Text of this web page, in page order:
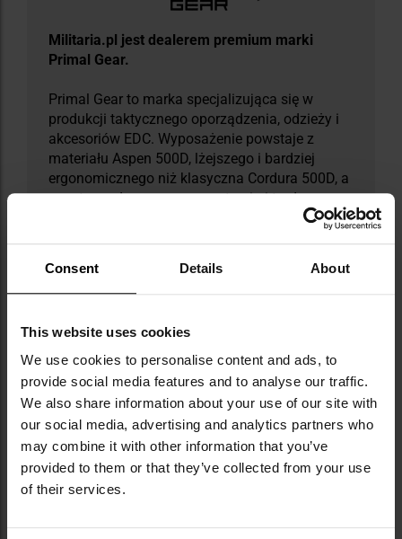
Consent Details About
This website uses cookies
We use cookies to personalise content and ads, to
provide social media features and to analyse our traffic.
We also share information about your use of our site with
our social media, advertising and analytics partners who
may combine it with other information that you’ve
provided to them or that they’ve collected from your use
of their services.
Militaria.pl jest dealerem premium marki
Primal Gear.
Primal Gear to marka specjalizująca się w
produkcji taktycznego oporządzenia, odzieży i
akcesoriów EDC. Wyposażenie powstaje z
materiału Aspen 500D, lżejszego i bardziej
ergonomicznego niż klasyczna Cordura 500D, a
przy tym odpornego na przetarcia i trudne
warunki użytkowania. W ofercie znajdują się
polowa i treningowa. Produkty Primal Gear
wyróżniają się zastosowaniem technologii
sprawdzonych komponentów, takich jak klamry
UTX i elementy Velcro. Marka stale rozwija
swoją ofertę, wprowadzając nowe wersje
kolorystyczne i popularne kamuflaże, w tym
MultiCam.
DANE TECHNICZNE